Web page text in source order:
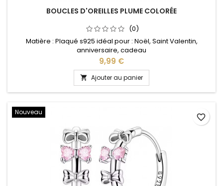
BOUCLES D'OREILLES PLUME COLORÉE
(0)
Matière : Plaqué s925 idéal pour : Noël, Saint Valentin,
anniversaire, cadeau
Prix
9,99 €
 Ajouter au panier
Nouveau
favorite_border